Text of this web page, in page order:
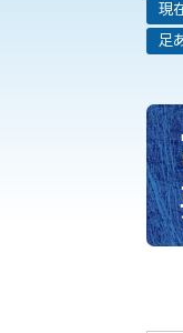
現
足
本
文